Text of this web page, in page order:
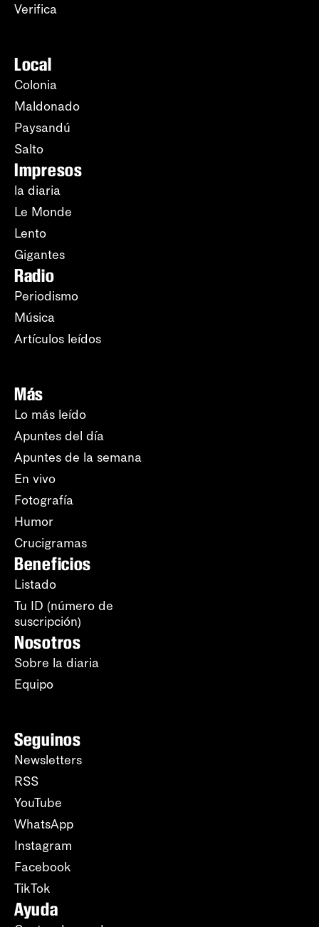
Verifica
Local
Colonia
Maldonado
Paysandú
Salto
Impresos
la diaria
Le Monde
Lento
Gigantes
Radio
Periodismo
Música
Artículos leídos
Más
Lo más leído
Apuntes del día
Apuntes de la semana
En vivo
Fotografía
Humor
Crucigramas
Beneficios
Listado
Tu ID (número de
suscripción)
Nosotros
Sobre la diaria
Equipo
Seguinos
Newsletters
RSS
YouTube
WhatsApp
Instagram
Facebook
TikTok
Ayuda